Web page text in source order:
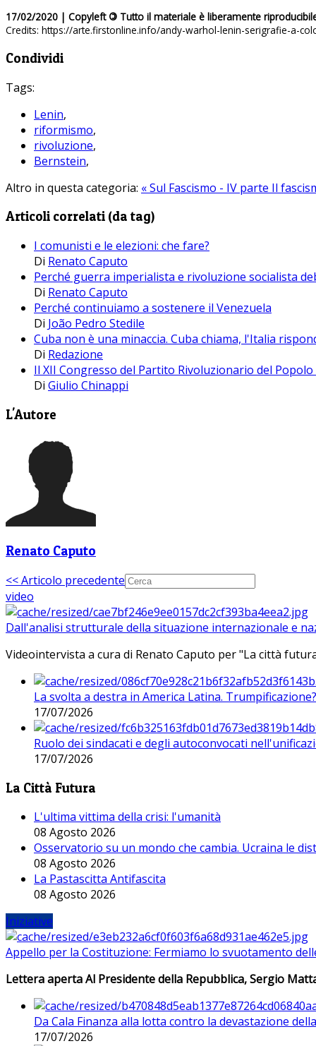
17/02/2020 | Copyleft © Tutto il materiale è liberamente
Credits: https://arte.firstonline.info/andy-warhol-lenin-serigrafie-a-
Condividi
Tags:
Lenin,
riformismo,
rivoluzione,
Bernstein,
Altro in questa categoria: « Sul Fascismo - IV parte Il
Articoli correlati (da tag)
I comunisti e le elezioni: che fare?
Di Renato Caputo
Perché guerra imperialista e rivoluzione socialista
Di Renato Caputo
Perché continuiamo a sostenere il Venezuela
Di João Pedro Stedile
Cuba non è una minaccia. Cuba chiama, l'Italia
Di Redazione
Il XII Congresso del Partito Rivoluzionario del
Di Giulio Chinappi
L'Autore
Renato Caputo
<< Articolo precedente
video
Dall'analisi strutturale della situazione internazionale e
Videointervista a cura di Renato Caputo per "La città
La svolta a destra in America Latina. Trumpificazione?
17/07/2026
Ruolo dei sindacati e degli autoconvocati
17/07/2026
La Città Futura
L'ultima vittima della crisi: l'umanità
08 Agosto 2026
Osservatorio su un mondo che cambia. Ucraina le
08 Agosto 2026
La Pastascitta Antifascita
08 Agosto 2026
Iniziative
Appello per la Costituzione: Fermiamo lo svuotamento
Lettera aperta Al Presidente della Repubblica, Sergio
Da Cala Finanza alla lotta contro la devastazione
17/07/2026